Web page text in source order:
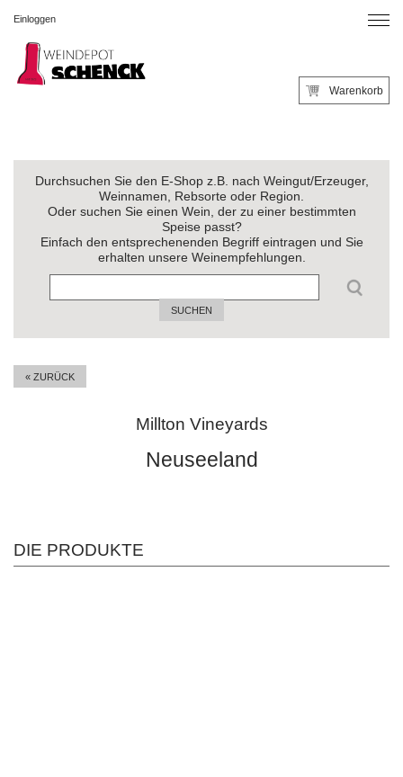
Einloggen
Warenkorb
Durchsuchen Sie den E-Shop z.B. nach Weingut/Erzeuger,
Weinnamen, Rebsorte oder Region.
Oder suchen Sie einen Wein, der zu einer bestimmten
Speise passt?
Einfach den entsprechenenden Begriff eintragen und Sie
erhalten unsere Weinempfehlungen.
SUCHEN
« ZURÜCK
Millton Vineyards
Neuseeland
DIE PRODUKTE